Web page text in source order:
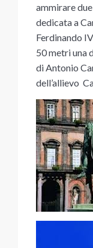
ammirare
dedicata a
Ferdinando
50 metri una
di Antonio
dell’allievo